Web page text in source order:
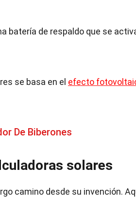
batería de respaldo que se
se basa en el efecto
De Biberones
solares
camino desde su invención.